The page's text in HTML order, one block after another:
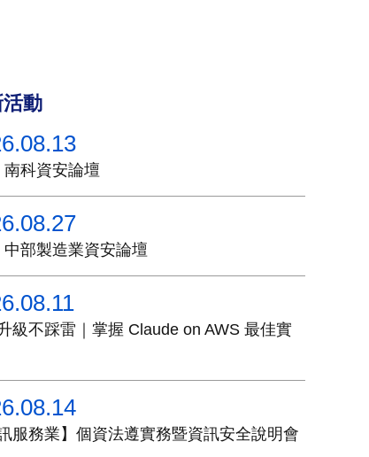
動
南科資安論壇
中部製造業資安論壇
級不踩雷｜掌握 Claude on AWS 最佳實
訊服務業】個資法遵實務暨資訊安全說明會